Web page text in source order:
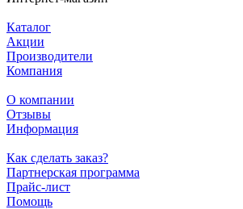
Каталог
Акции
Производители
Компания
О компании
Отзывы
Информация
Как сделать заказ?
Партнерская программа
Прайс-лист
Помощь